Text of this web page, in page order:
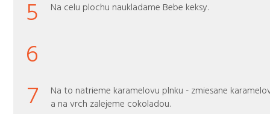
5 Na celu plochu naukladame Bebe keksy.
6
7
Na to natrieme karamelovu plnku - zmiesane
a na vrch zalejeme cokoladou.